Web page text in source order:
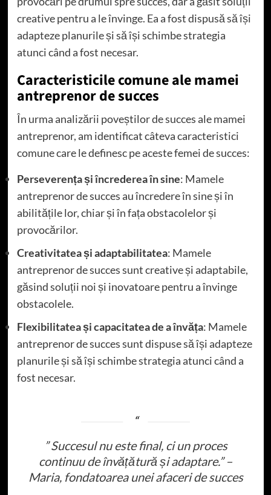
creative pentru a le învinge. Ea a fost dispusă să își
adapteze planurile și să își schimbe strategia
atunci când a fost necesar.
Caracteristicile comune ale mamei
antreprenor de succes
În urma analizării poveștilor de succes ale mamei
antreprenor, am identificat câteva caracteristici
comune care le definesc pe aceste femei de succes:
Perseverența și încrederea în sine: Mamele
antreprenor de succes au încredere în sine și în
abilitățile lor, chiar și în fața obstacolelor și
provocărilor.
Creativitatea și adaptabilitatea: Mamele
antreprenor de succes sunt creative și adaptabile,
găsind soluții noi și inovatoare pentru a învinge
obstacolele.
Flexibilitatea și capacitatea de a învăța: Mamele
antreprenor de succes sunt dispuse să își adapteze
planurile și să își schimbe strategia atunci când a
fost necesar.
” Succesul nu este final, ci un proces
continuu de învățătură și adaptare.” –
Maria, fondatoarea unei afaceri de succes